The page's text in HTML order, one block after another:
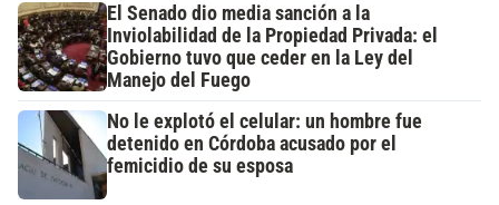
El Senado dio media sanción a la
Inviolabilidad de la Propiedad Privada: el
Gobierno tuvo que ceder en la Ley del
Manejo del Fuego
No le explotó el celular: un hombre fue
detenido en Córdoba acusado por el
femicidio de su esposa